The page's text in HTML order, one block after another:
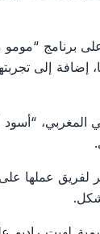
برنامج
إضافة إلى
لفريق عملها